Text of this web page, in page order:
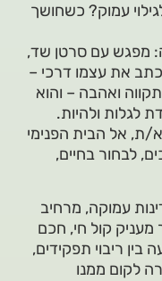
עמוק? כשחושך
מפגש עם סרטן שד,
את עצמו דרכי –
ואהבה – והוא
לגלות ולהיות.
ת, אל הבית הפנימי
לבחור בחיים,
עמוקה, מרחיב
קול חי, חכם
בין ריבוי תפקידים,
לקום ממנו